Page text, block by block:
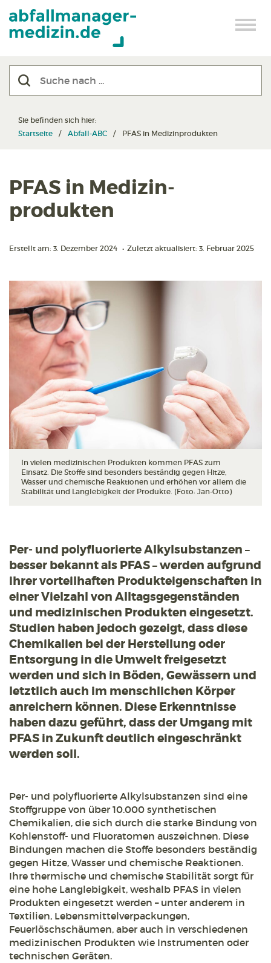
Sie befinden sich hier:
Startseite
Abfall-ABC PFAS in Medizin­produkten
PFAS in Medizin­
produkten
Erstellt am: 3. Dezember 2024 • Zuletzt aktualisiert: 3. Februar 2025
In vielen medizinischen Produkten kommen PFAS zum
Einsatz. Die Stoffe sind besonders beständig gegen Hitze,
Wasser und chemische Reaktionen und erhöhen vor allem die
Stabilität und Langlebigkeit der Produkte. (Foto: Jan-Otto)
Per- und polyfluorierte Alkylsubstanzen –
besser bekannt als PFAS – werden aufgrund
ihrer vorteilhaften Produkteigenschaften in
einer Vielzahl von Alltagsgegenständen
und medizinischen Produkten eingesetzt.
Studien haben jedoch gezeigt, dass diese
Chemikalien bei der Herstellung oder
Entsorgung in die Umwelt freigesetzt
werden und sich in Böden, Gewässern und
letztlich auch im menschlichen Körper
anreichern können. Diese Erkenntnisse
haben dazu geführt, dass der Umgang mit
PFAS in Zukunft deutlich eingeschränkt
werden soll.
Per- und polyfluorierte Alkylsubstanzen sind eine
Stoffgruppe von über 10.000 synthetischen
Chemikalien, die sich durch die starke Bindung von
Kohlenstoff- und Fluoratomen auszeichnen. Diese
Bindungen machen die Stoffe besonders beständig
gegen Hitze, Wasser und chemische Reaktionen.
Ihre thermische und chemische Stabilität sorgt für
eine hohe Langlebigkeit, weshalb PFAS in vielen
Produkten eingesetzt werden – unter anderem in
Textilien, Lebensmittelverpackungen,
Feuerlöschschäumen, aber auch in verschiedenen
medizinischen Produkten wie Instrumenten oder
technischen Geräten.